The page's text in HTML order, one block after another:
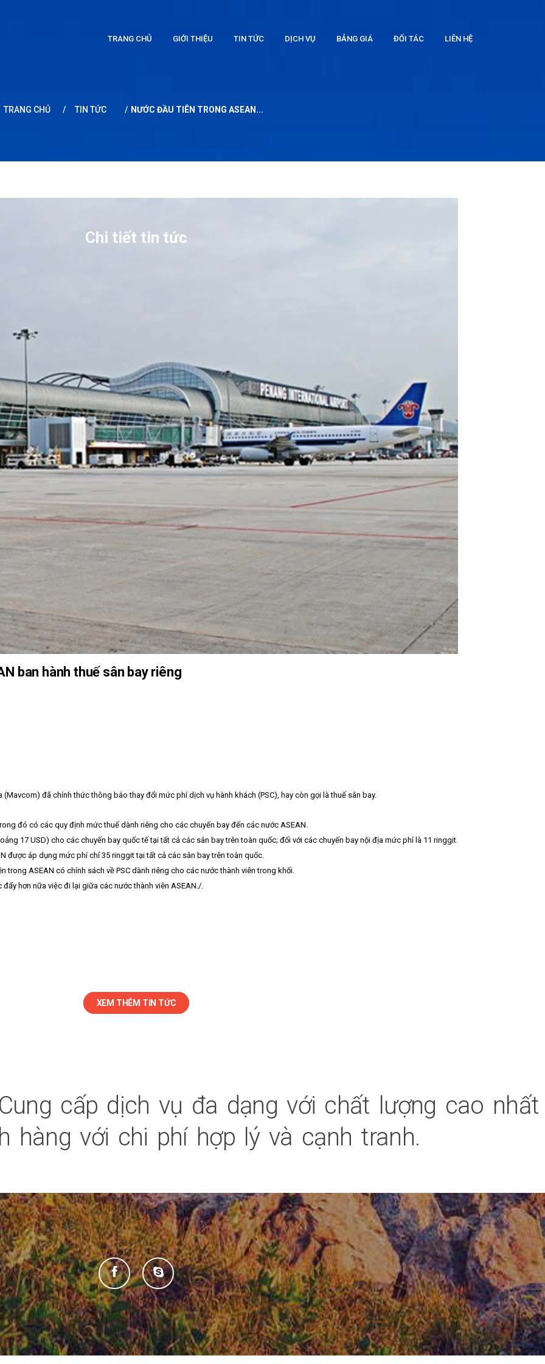
TRANG CHỦ GIỚI THIỆU TIN TỨC DỊCH VỤ BẢNG GIÁ ĐỐI TÁC LIÊN HỆ
TRANG CHỦ / TIN TỨC / NƯỚC ĐẦU TIÊN TRONG ASEAN...
Chi tiết tin tức
ban hành thuế sân bay riêng
đã chính thức thông báo thay đổi mức phí dịch vụ hành khách (PSC), hay còn gọi là thuế sân bay.
đó có các quy định mức thuế dành riêng cho các chuyến bay đến các nước ASEAN.
17 USD) cho các chuyến bay quốc tế tại tất cả các sân bay trên toàn quốc; đối với các chuyến bay nội địa mức phí là 11 ringgit.
áp dụng mức phí chỉ 35 ringgit tại tất cả các sân bay trên toàn quốc.
ASEAN có chính sách về PSC dành riêng cho các nước thành viên trong khối.
hơn nữa việc đi lại giữa các nước thành viên ASEAN./.
XEM THÊM TIN TỨC
cấp dịch vụ đa dạng với chất lượng cao nhất
hàng với chi phí hợp lý và cạnh tranh.